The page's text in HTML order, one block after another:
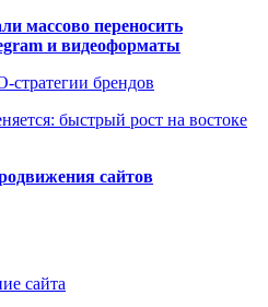
массово переносить
и видеоформаты
стратегии брендов
быстрый рост на востоке
сайтов
сайта